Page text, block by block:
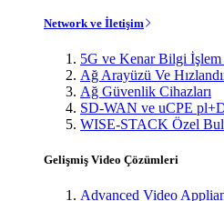
Network ve İletişim
5G ve Kenar Bilgi İşlem
Ağ Arayüzü Ve
Ağ Güvenlik Cihazları
SD-WAN ve uCPE
WISE-STACK Özel
Gelişmiş Video Çözümleri
Advanced Video